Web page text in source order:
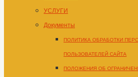
УСЛУГИ
Документы
ПОЛИТИКА ОБРАБОТКИ
ПОЛЬЗОВАТЕЛЕЙ САЙТА
ПОЛОЖЕНИЯ ОБ